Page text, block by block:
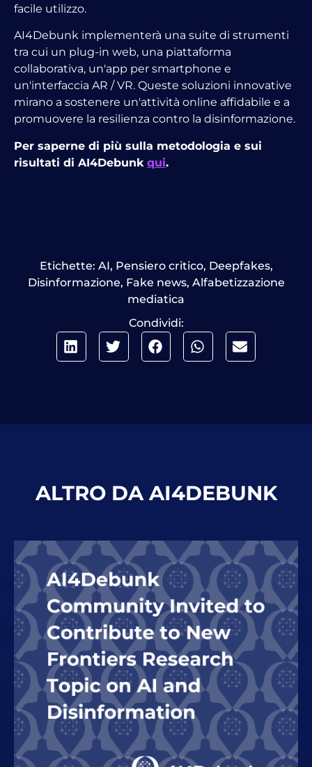
facile utilizzo.
AI4Debunk implementerà una suite di strumenti
tra cui un plug-in web, una piattaforma
collaborativa, un'app per smartphone e
un'interfaccia AR / VR. Queste soluzioni innovative
mirano a sostenere un'attività online affidabile e a
promuovere la resilienza contro la disinformazione.
Per saperne di più sulla metodologia e sui
risultati di AI4Debunk qui.
Etichette: AI, Pensiero critico, Deepfakes,
Disinformazione, Fake news, Alfabetizzazione
mediatica
Condividi:
ALTRO DA AI4DEBUNK